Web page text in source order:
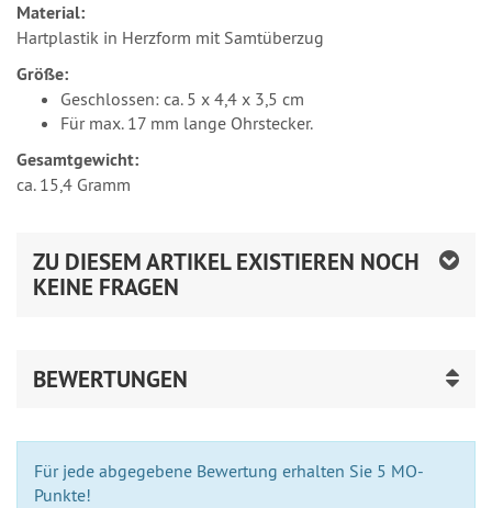
Material:
Hartplastik in Herzform mit Samtüberzug
Größe:
Geschlossen: ca. 5 x 4,4 x 3,5 cm
Für max. 17 mm lange Ohrstecker.
Gesamtgewicht:
ca. 15,4 Gramm
ZU DIESEM ARTIKEL EXISTIEREN NOCH
KEINE FRAGEN
BEWERTUNGEN
Für jede abgegebene Bewertung erhalten Sie 5 MO-
Punkte!